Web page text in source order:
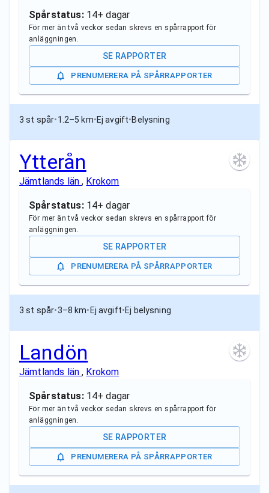
Spårstatus: 14+ dagar
För mer än två veckor sedan skrevs en spårrapport för
anläggningen.
SE RAPPORTER
PRENUMERERA PÅ SPÅRRAPPORTER
3 st spår•1.2–5 km•Ej avgift•Belysning
Ytterån
Jämtlands län, Krokom
Spårstatus: 14+ dagar
För mer än två veckor sedan skrevs en spårrapport för
anläggningen.
SE RAPPORTER
PRENUMERERA PÅ SPÅRRAPPORTER
3 st spår•3–8 km• Ej avgift•Ej belysning
Landön
Jämtlands län, Krokom
Spårstatus: 14+ dagar
För mer än två veckor sedan skrevs en spårrapport för
anläggningen.
SE RAPPORTER
PRENUMERERA PÅ SPÅRRAPPORTER